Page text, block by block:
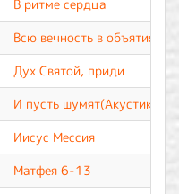
В ритме сердца
Всю вечность в объятиях
Дух Святой, приди
И пусть шумят(Акустика)
Иисус Мессия
Матфея 6-13